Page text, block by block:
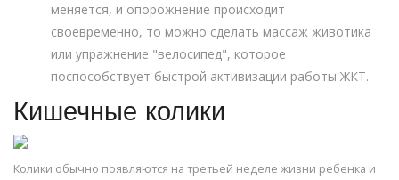
меняется, и опорожнение происходит
своевременно, то можно сделать массаж животика
или упражнение "велосипед", которое
поспособствует быстрой активизации работы ЖКТ.
Кишечные колики
Колики обычно появляются на третьей неделе жизни ребенка и